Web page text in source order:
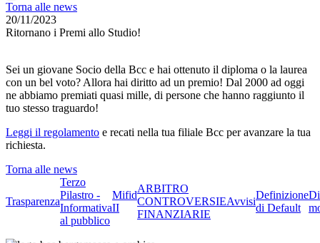
Torna alle news
20/11/2023
Ritornano i Premi allo Studio!
Sei un giovane Socio della Bcc e hai ottenuto il diploma o la laurea
con un bel voto? Allora hai diritto ad un premio! Dal 2000 ad oggi
ne abbiamo premiati quasi mille, di persone che hanno raggiunto il
tuo stesso traguardo!
Leggi il regolamento e recati nella tua filiale Bcc per avanzare la tua
richiesta.
Torna alle news
Trasparenza
Terzo
Pilastro -
Informativa
al pubblico
Mifid
II
ARBITRO
CONTROVERSIE
FINANZIARIE
Avvisi
Definizione
di Default